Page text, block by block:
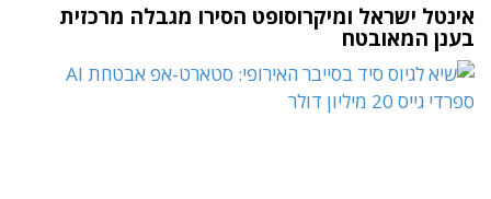
אינטל ישראל ומיקרוסופט הסירו מגבלה מרכזית
בענן המאובטח